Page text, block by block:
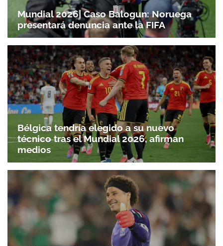
Mundial 2026| Caso Balogun: Noruega
presentará denuncia ante la FIFA
Bélgica tendría elegido a su nuevo
técnico tras el Mundial 2026, afirman
medios